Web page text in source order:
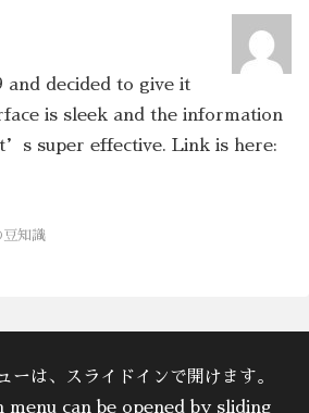
and decided to give it
is sleek and the information
super effective. Link is here:
豆知識
は、スライドインで開けます。
menu can be opened by sliding